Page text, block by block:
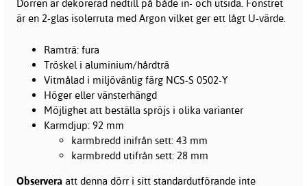
Dörren är dekorerad nedtill på både in- och utsida. Fönstret
är en 2-glas isolerruta med Argon vilket ger ett lågt U-värde.
Ramträ: fura
Tröskel i aluminium/hårdträ
Vitmålad i miljövänlig färg NCS-S 0502-Y
Höger eller vänsterhängd
Möjlighet att beställa spröjs i olika varianter
Karmdjup: 92 mm
karmbredd inifrån sett: 43 mm
karmbredd utifrån sett: 28 mm
Observera att denna dörr i sitt standardutförande inte